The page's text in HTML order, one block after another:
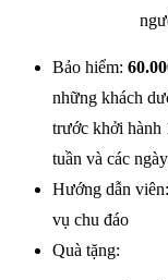
Bảo hiểm:
những khách
trước khởi hành
tuần và các
Hướng dẫn
vụ chu đáo
Quà tặng: